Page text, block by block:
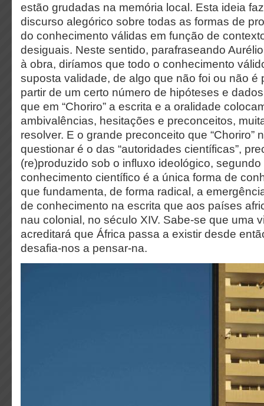
estão grudadas na memória local. Esta ideia faz
discurso alegórico sobre todas as formas de
do conhecimento válidas em função de
desiguais. Neste sentido, parafraseando
à obra, diríamos que todo o conhecimento
suposta validade, de algo que não foi ou não é
partir de um certo número de hipóteses e
que em “Choriro” a escrita e a oralidade
ambivalências, hesitações e preconceitos,
resolver. E o grande preconceito que “Choriro”
questionar é o das “autoridades científicas”,
(re)produzido sob o influxo ideológico, segundo
conhecimento científico é a única forma de
que fundamenta, de forma radical, a
de conhecimento na escrita que aos países
nau colonial, no século XIV. Sabe-se que uma
acreditará que África passa a existir desde
desafia-nos a pensar-na.